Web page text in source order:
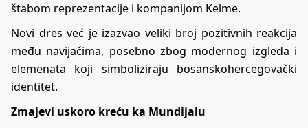
štabom reprezentacije i kompanijom Kelme.
Novi dres već je izazvao veliki broj pozitivnih reakcija
među navijačima, posebno zbog modernog izgleda i
elemenata koji simboliziraju bosanskohercegovački
identitet.
Zmajevi uskoro kreću ka Mundijalu